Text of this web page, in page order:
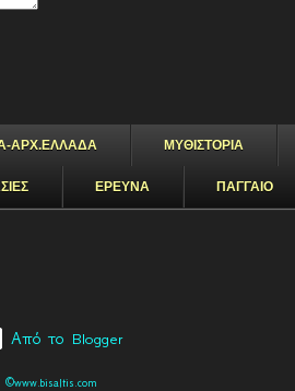
ΑΡΧ.ΕΛΛΑΔΑ ΜΥΘΙΣΤΟΡΙΑ
ΕΡΕΥΝΑ ΠΑΓΓΑΙΟ
Από το Blogger
©www.bisaltis.com